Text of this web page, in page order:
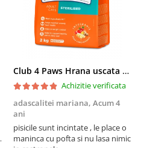
Club 4 Paws Hrana uscata pisici sterilizate, 2kg
Achizitie verificata
adascalitei mariana, Acum 4
ani
pisicile sunt incintate , le place o
maninca cu pofta si nu lasa nimic